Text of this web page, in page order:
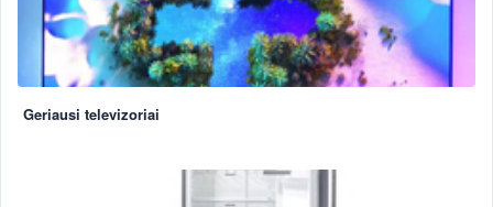
Geriausi televizoriai